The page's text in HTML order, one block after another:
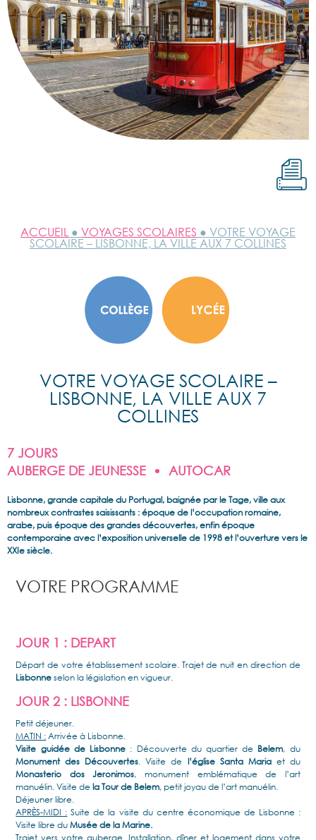
ACCUEIL ● VOYAGES SCOLAIRES ● VOTRE VOYAGE
SCOLAIRE – LISBONNE, LA VILLE AUX 7 COLLINES
VOTRE VOYAGE SCOLAIRE –
LISBONNE, LA VILLE AUX 7
COLLINES
7 JOURS
AUBERGE DE JEUNESSE
AUTOCAR
Lisbonne, grande capitale du Portugal, baignée par le Tage, ville aux
nombreux contrastes saisissants : époque de l’occupation romaine,
arabe, puis époque des grandes découvertes, enfin époque
contemporaine avec l’exposition universelle de 1998 et l’ouverture vers le
XXIe siècle.
VOTRE PROGRAMME
JOUR 1 : DEPART
Départ de votre établissement scolaire. Trajet de nuit en direction de
Lisbonneselon la législation en vigueur.
JOUR 2 : LISBONNE
Petit déjeuner.
MATIN :Arrivée à Lisbonne.
Visite guidée de Lisbonne : Découverte du quartier de Belem, du
Monument des Découvertes. Visite de l’église Santa Mariaet du
Monasterio dos Jeronimos, monument emblématique de l’art
manuélin. Visite dela Tour de Belem, petit joyau de l’art manuélin.
Déjeuner libre.
APRÈS-MIDI : Suite de la visite du centre économique de Lisbonne :
Visite libre duMusée de la Marine.
Trajet vers votre auberge. Installation, dîner et logement dans votre